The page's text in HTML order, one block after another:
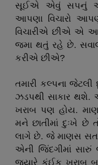
સૂઈએ એવું સપનું
આપણા વિચારો
વિચારીએ છીએ એ
જમા થતું રહે છે.
કરીએ છીએ?
તમારી કલ્પના
ઝડપથી સાકાર થશે.
ખરાબ પણ હોય.
મને છાતીમાં દુઃખે છે
લાગે છે. જે માણસ
એની જિંદગીમાં
જ્યારે કંઈક ખરાબ